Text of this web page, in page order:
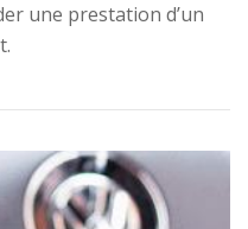
une prestation d’un